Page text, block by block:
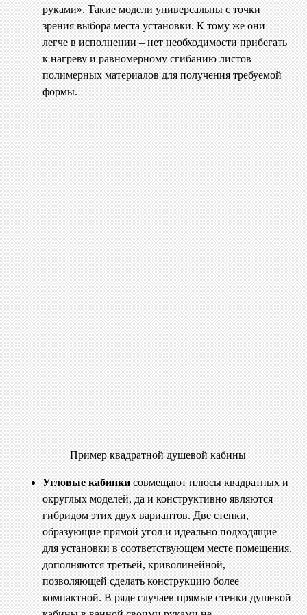
руками». Такие модели универсальны с точки
зрения выбора места установки. К тому же они
легче в исполнении – нет необходимости прибегать
к нагреву и равномерному сгибанию листов
полимерных материалов для получения требуемой
формы.
Пример квадратной душевой кабины
Угловые кабинки совмещают плюсы квадратных и
округлых моделей, да и конструктивно являются
гибридом этих двух вариантов. Две стенки,
образующие прямой угол и идеально подходящие
для установки в соответствующем месте помещения,
дополняются третьей, криволинейной,
позволяющей сделать конструкцию более
компактной. В ряде случаев прямые стенки душевой